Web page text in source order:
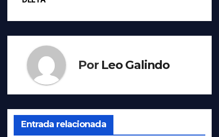
Por Leo Galindo
Entrada relacionada